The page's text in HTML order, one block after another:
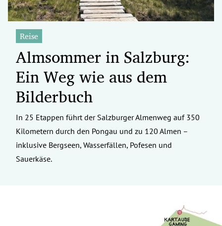
Reise
Almsommer in Salzburg:
Ein Weg wie aus dem
Bilderbuch
In 25 Etappen führt der Salzburger Almenweg auf 350
Kilometern durch den Pongau und zu 120 Almen –
inklusive Bergseen, Wasserfällen, Pofesen und
Sauerkäse.